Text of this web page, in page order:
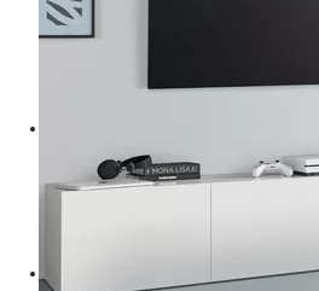
entsorgen möchtest, kannst du
Sperrmülltransport anfordern oder
Möbel gegen eine geringe
Möbel auch nach Jahren noch so
ersten Tag, solltest du Holzmöbel
Wie verschönere ich meine